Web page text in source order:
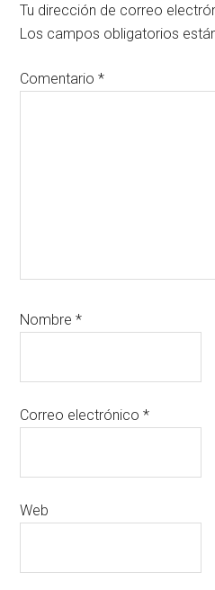
Tu dirección de correo
Los campos obligatorios
Comentario*
Nombre*
Correo electrónico*
Web